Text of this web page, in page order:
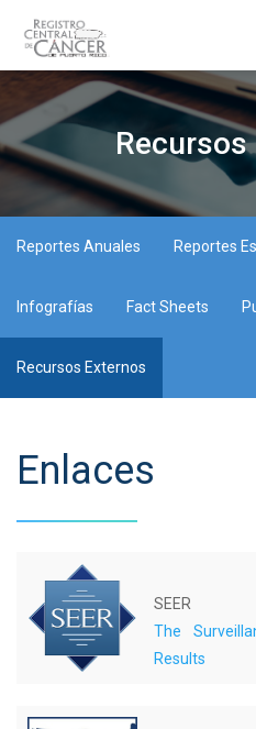
Recursos
Reportes Anuales Reportes
Infografías Fact Sheets
Recursos Externos
Enlaces
SEER
The
Results